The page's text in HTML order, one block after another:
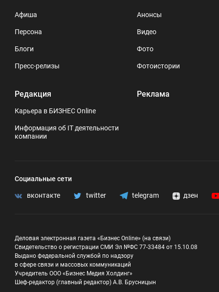
Афиша
Персона
Блоги
Пресс-релизы
Редакция
Карьера в БИЗНЕС Online
Информация об IT деятельности
компании
Анонсы
Видео
Фото
Фотоистории
Реклама
Социальные сети
вконтакте twitter telegram дзен
Деловая электронная газета «Бизнес Online» (на связи)
Свидетельство о регистрации СМИ Эл №ФС 77-33484 от 15.10.08
Выдано федеральной службой по надзору
в сфере связи и массовых коммуникаций
Учредитель ООО «Бизнес Медия Холдинг»
Шеф-редактор (главный редактор) А.В. Брусницын